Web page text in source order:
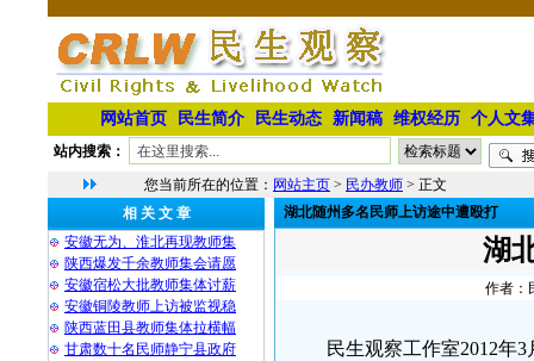
网站首页 民生简介 民生动态 新闻稿 维权经历 个人文
站内搜索：
您当前所在的位置： 网站主页 > 民办教师 > 正文
相 关 文 章
安徽无为、淮北再现教师集
陕西爆发千余教师集会请愿
安徽宿松大批教师集体讨薪
安徽铜陵教师上访被监视稳
陕西蓝田县教师集体拉横幅
甘肃数十名民师静宁县政府
湖北随州多名民师上访途中遭殴打
湖
作者：
民生观察工作室2012年